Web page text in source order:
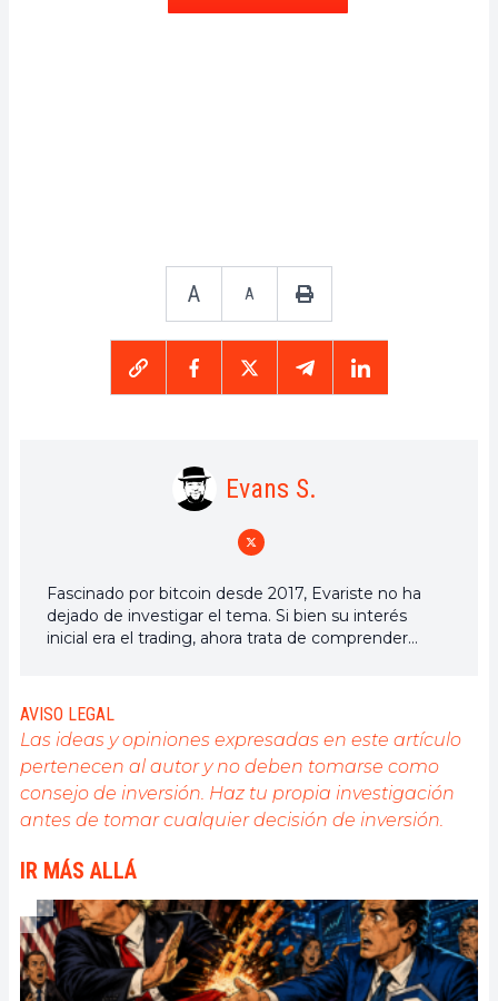
A A
Evans S.
Fascinado por bitcoin desde 2017, Evariste no ha
dejado de investigar el tema. Si bien su interés
inicial era el trading, ahora trata de comprender
proporcionar constantemente un trabajo de alta
calidad que refleje el estado del sector en su
conjunto.
AVISO LEGAL
Las ideas y opiniones expresadas en este artículo
pertenecen al autor y no deben tomarse como
consejo de inversión. Haz tu propia investigación
antes de tomar cualquier decisión de inversión.
IR MÁS ALLÁ